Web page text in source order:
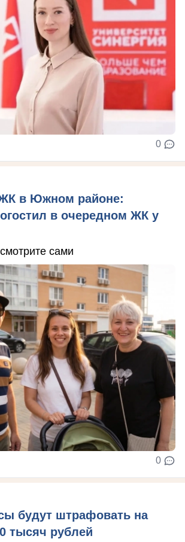
0
в Южном районе:
в очередном ЖК у
сами
0
будут штрафовать на
тысяч рублей